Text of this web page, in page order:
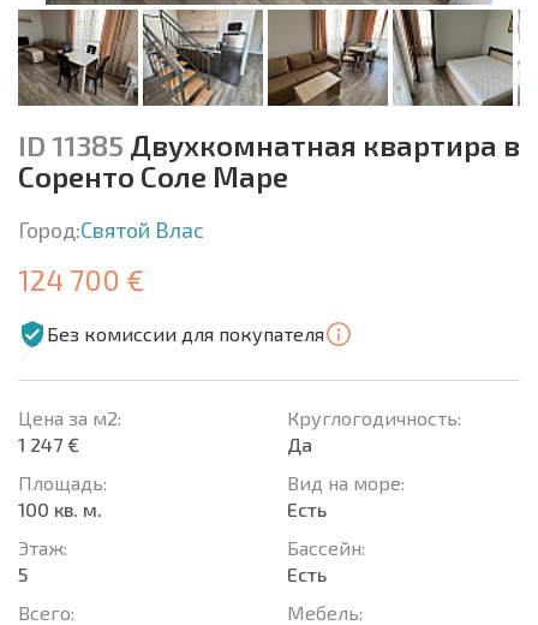
ID 11385 Двухкомнатная квартира в
Соренто Соле Маре
Город:Святой Влас
124 700 €
Без комиссии для покупателя
Цена за м2:
1 247 €
Площадь:
100 кв. м.
Этаж:
5
Всего:
Круглогодичность:
Да
Вид на море:
Есть
Басcейн:
Есть
Мебель: